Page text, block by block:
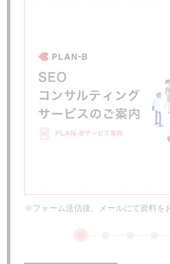
トレンド調査ツール
競合サイトを分析できるツール
キーワードの種類・分類方法
検索ボリュームによる分類（
キーワード選定時の注意点
カニバリゼーションに気を付け
※フォーム送信後、メールにて資料を